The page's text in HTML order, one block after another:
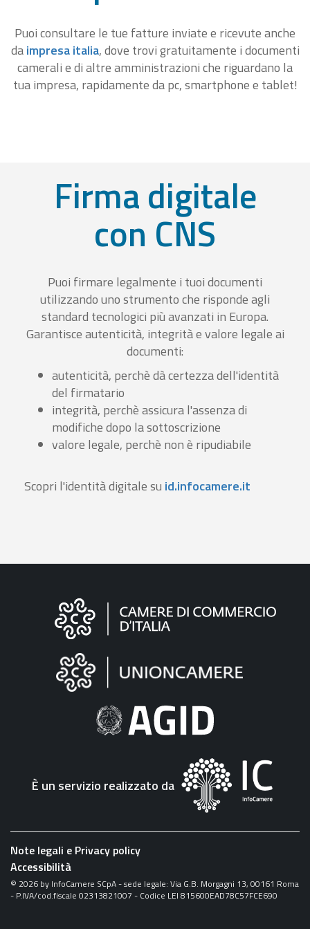
Puoi consultare le tue fatture inviate e ricevute anche
daimpresa italia, dove trovi gratuitamente i documenti
camerali e di altre amministrazioni che riguardano la
tua impresa, rapidamente da pc, smartphone e tablet!
Firma digitale
con CNS
Puoi firmare legalmente i tuoi documenti
utilizzando uno strumento che risponde agli
standard tecnologici più avanzati in Europa.
Garantisce autenticità, integrità e valore legale ai
documenti:
autenticità, perchè dà certezza dell'identità
del firmatario
integrità, perchè assicura l'assenza di
modifiche dopo la sottoscrizione
valore legale, perchè non è ripudiabile
Scopri l'identità digitale su id.infocamere.it
Informazioni
"Fattura
Elettronica"
È un servizio realizzato da
Note legali e Privacy policy
Accessibilità
© 2026 by InfoCamere SCpA - sede legale: Via G.B. Morgagni 13, 00161 Roma
- P.IVA/cod.fiscale 02313821007 - Codice LEI 815600EAD78C57FCE690